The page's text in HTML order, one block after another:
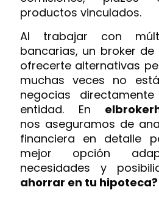
productos vinculados.
Al trabajar con
bancarias, un broker
ofrecerte alternativas
muchas veces no
negocias
entidad. En
nos aseguramos de
financiera en detalle
mejor opción
necesidades y
ahorrar en tu hipoteca?